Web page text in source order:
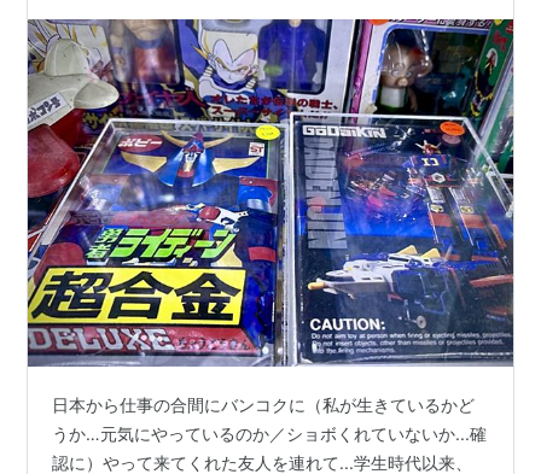
ド）
日本から仕事の合間にバンコクに（私が生きているかど
うか…元気にやっているのか／ショボくれていないか...確
認に）やって来てくれた友人を連れて...学生時代以来、